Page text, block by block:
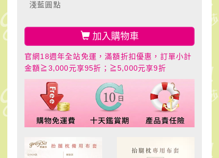
淺藍圓點
加入購物車
官網18週年全站免運，滿額折扣優惠，訂單小計
金額≧3,000元享95折；≧5,000元享9折